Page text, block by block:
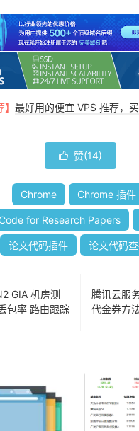
最好用的便宜 VPS 推荐，
 赞(14)
Chrome Chrome 插件
for Research Papers
论文代码插件 论文代码
GIA 机房测
包率 路由跟踪
腾讯云服
代金券方